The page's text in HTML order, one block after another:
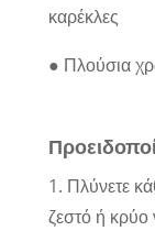
καρέκλες
● Πλούσια
1. Πλύνετε
ζεστό ή